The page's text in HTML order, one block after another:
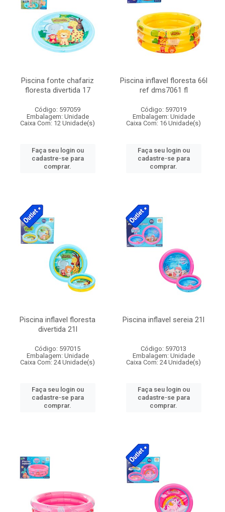
Piscina fonte chafariz
floresta divertida 17
Código: 597059
Embalagem: Unidade
Caixa Com: 12 Unidade(s)
Faça seu login ou
cadastre-se para
comprar.
Piscina inflavel floresta 66l
ref dms7061 fl
Código: 597019
Embalagem: Unidade
Caixa Com: 16 Unidade(s)
Faça seu login ou
cadastre-se para
comprar.
Piscina inflavel floresta
divertida 21l
Código: 597015
Embalagem: Unidade
Caixa Com: 24 Unidade(s)
Faça seu login ou
cadastre-se para
comprar.
Piscina inflavel sereia 21l
Código: 597013
Embalagem: Unidade
Caixa Com: 24 Unidade(s)
Faça seu login ou
cadastre-se para
comprar.